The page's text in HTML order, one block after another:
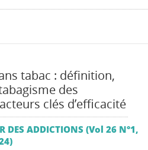
tabac : définition,
des
clés d’efficacité
DES ADDICTIONS (Vol 26 N°1,